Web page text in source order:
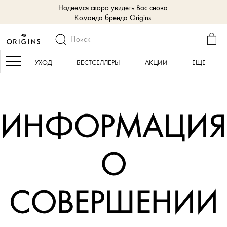
Надеемся скоро увидеть Вас снова.
Команда бренда Origins.
Navigation
УХОД БЕСТСЕЛЛЕРЫ АКЦИИ ЕЩЁ
ИНФОРМАЦИЯ
О
СОВЕРШЕНИИ